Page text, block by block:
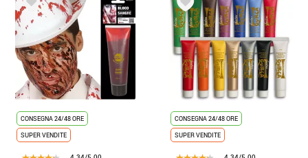
CONSEGNA 24/48 ORE
SUPER VENDITE
CONSEGNA 24/48 ORE
SUPER VENDITE